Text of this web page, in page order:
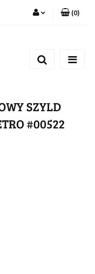
Zarejestruj się
(0)
SZYLD
#00522